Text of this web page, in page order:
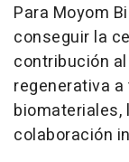
Para Moyom
conseguir la
contribución
regenerativa
biomateriales,
colaboración